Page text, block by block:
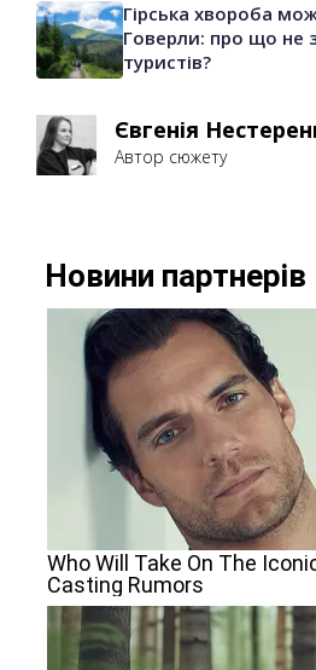
Гірська хвороба
Говерли: про що не
туристів?
Євгенія
Автор сюжету